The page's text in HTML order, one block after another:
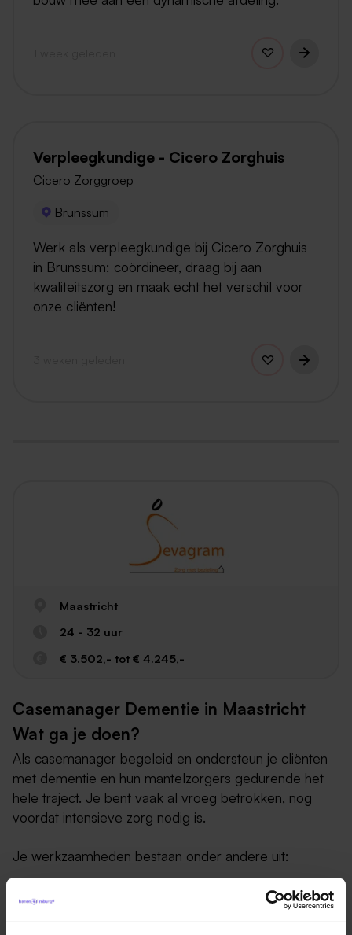
Verpleegkundige - Cicero Zorghuis
Cicero Zorggroep
Brunssum
Werk als verpleegkundige bij Cicero Zorghuis
in Brunssum: coördineer, draag bij aan
kwaliteitszorg en maak echt het verschil voor
onze cliënten!
Maastricht
24 - 32 uur
€ 3.502,- tot € 4.245,-
Casemanager Dementie in Maastricht
Wat ga je doen?
Als casemanager begeleid en ondersteun je cliënten
met dementie en hun mantelzorgers gedurende het
hele traject. Je bent vaak al vroeg betrokken, nog
voordat intensieve zorg nodig is.
Je werkzaamheden bestaan onder andere uit:
Het begeleiden van thuiswonende mensen met